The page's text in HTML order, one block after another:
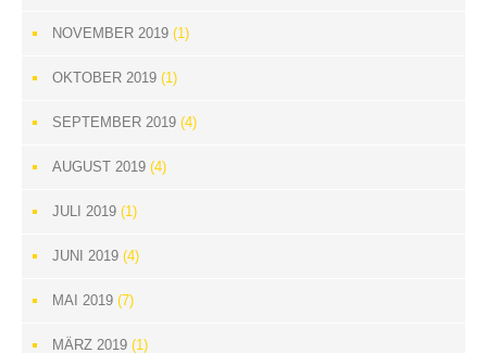
NOVEMBER 2019 (1)
OKTOBER 2019 (1)
SEPTEMBER 2019 (4)
AUGUST 2019 (4)
JULI 2019 (1)
JUNI 2019 (4)
MAI 2019 (7)
MÄRZ 2019 (1)